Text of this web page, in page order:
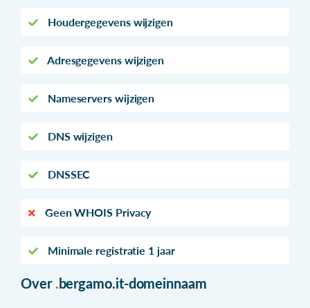
Houdergegevens wijzigen
Adresgegevens wijzigen
Nameservers wijzigen
DNS wijzigen
DNSSEC
Geen WHOIS Privacy
Minimale registratie 1 jaar
Over .bergamo.it-domeinnaam